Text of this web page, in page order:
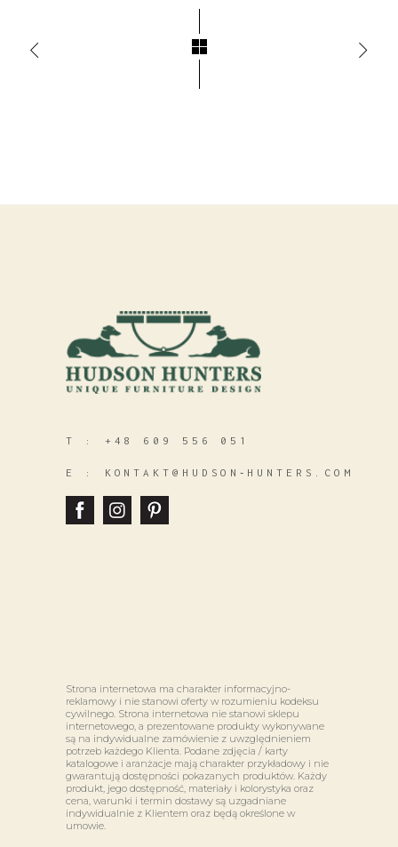
T : +48 609 556 051
E : KONTAKT@HUDSON‑HUNTERS.COM
Strona internetowa ma charakter informacyjno-
reklamowy i nie stanowi oferty w rozumieniu kodeksu
cywilnego. Strona internetowa nie stanowi sklepu
internetowego, a prezentowane produkty wykonywane
są na indywidualne zamówienie z uwzględnieniem
potrzeb każdego Klienta. Podane zdjęcia / karty
katalogowe i aranżacje mają charakter przykładowy i nie
gwarantują dostępności pokazanych produktów. Każdy
produkt, jego dostępność, materiały i kolorystyka oraz
cena, warunki i termin dostawy są uzgadniane
indywidualnie z Klientem oraz będą określone w
umowie.